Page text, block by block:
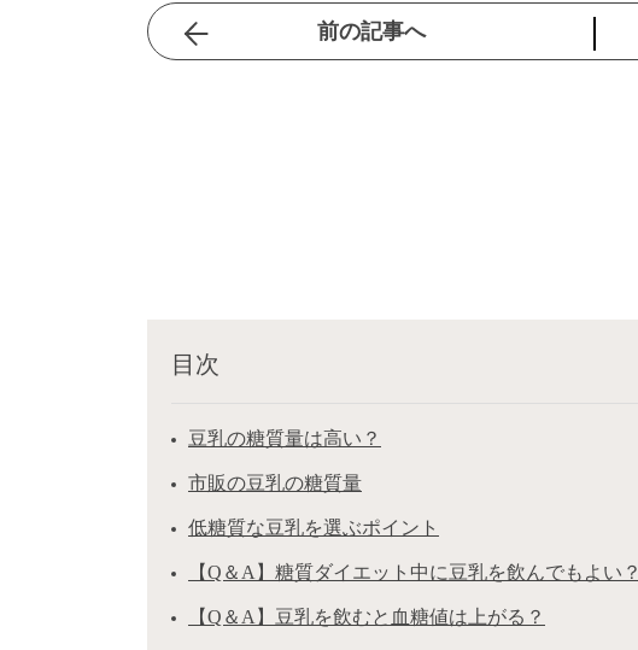
前の記事へ
目次
豆乳の糖質量は高い？
市販の豆乳の糖質量
低糖質な豆乳を選ぶポイント
【Q＆A】糖質ダイエット中に豆乳を飲んでもよい？
【Q＆A】豆乳を飲むと血糖値は上がる？